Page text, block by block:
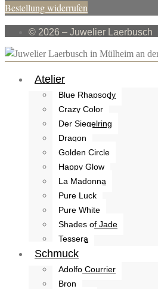
Bestellung widerrufen
© 2026 – Juwelier Laerbusch
Atelier
Blue Rhapsody
Crazy Color
Der Siegelring
Dragon
Golden Circle
Happy Glow
La Madonna
Pure Luck
Pure White
Shades of Jade
Tessera
Schmuck
Adolfo Courrier
Bron